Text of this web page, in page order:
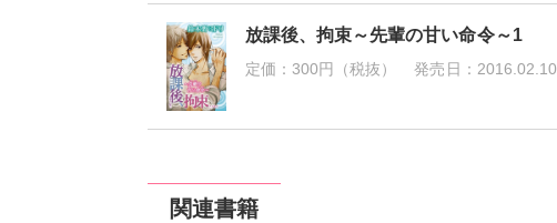
放課後、拘束～先輩の甘い命令～1
定価： 300円（税抜） 発売日： 2016.02.10
関連書籍